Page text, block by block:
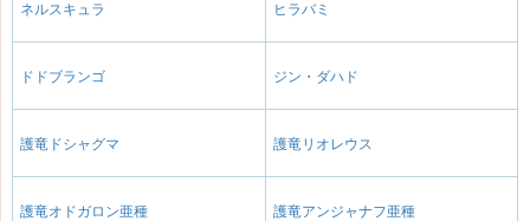
ネルスキュラ ヒラバミ
ドドブランゴ ジン・ダハド
護竜ドシャグマ 護竜リオレウス
護竜オドガロン亜種 護竜アンジャナフ亜種